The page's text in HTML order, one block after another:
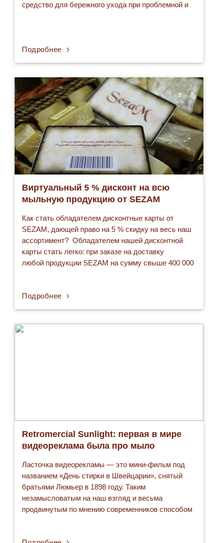
средство для бережного ухода при проблемной и
отшелушивает верхний слой кожи, стимулируя
Подробнее
Виртуальный 5 % дисконт на всю
мыльную продукцию от SEZAM
Как стать обладателем дисконтные карты от
SEZAM, дающей право на 5 % скидку на весь наш
ассортимент? Обладателем нашей дисконтной
карты стать легко: при заказе на доставку
любой продукции SEZAM на сумму свыше 400 000
что обязательно требуйте карточку, если ваша
покупка составляет 400 000+ сумов! Система
Подробнее
Retromercial Sunlight: первая в мире
видеореклама была про мыло
Ласточка видеорекламы — это мини-фильм под
названием «День стирки в Швейцарии», снятый
братьями Люмьер в 1898 году. Таким
незамысловатым на наш взгляд и весьма
продвинутым по мнению современников способом